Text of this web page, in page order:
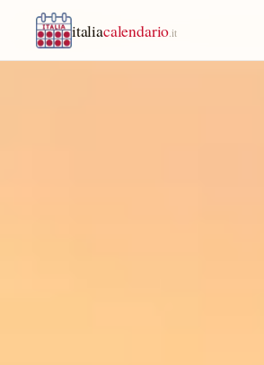
italiacalendario .it